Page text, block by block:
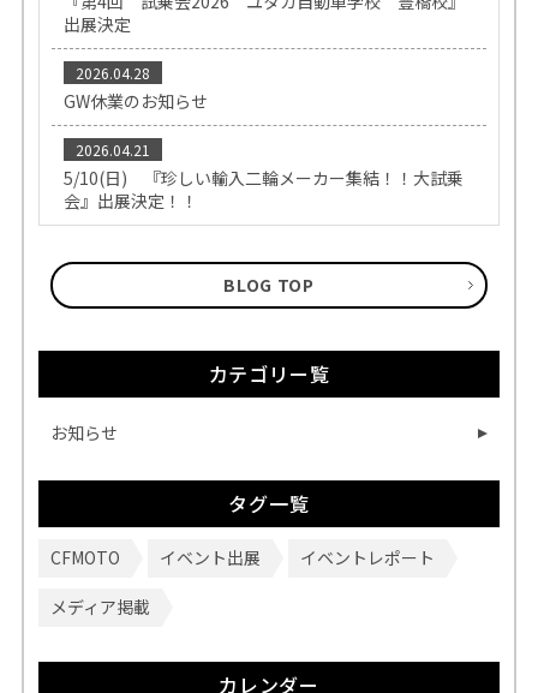
出展決定
2026.04.28
GW休業のお知らせ
2026.04.21
5/10(日) 『珍しい輸入二輪メーカー集結！！大試乗
会』出展決定！！
BLOG TOP
カテゴリー覧
お知らせ
タグ一覧
CFMOTO イベント出展 イベントレポート
メディア掲載
カレンダー